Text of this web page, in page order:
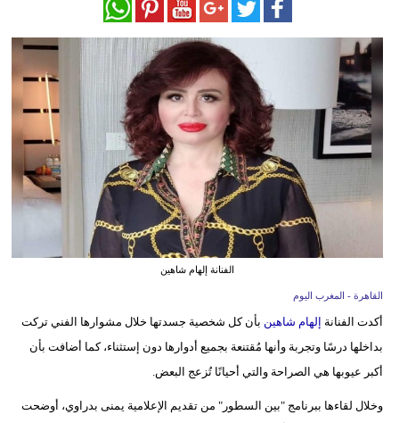
وسفر
أخبار
البرلمان
مرأة
إسلامية
الفنانة إلهام شاهين
القاهرة - المغرب اليوم
أكدت الفنانة إلهام شاهين بأن كل شخصية جسدتها خلال مشوارها الفني تركت
بداخلها درسًا وتجربة وأنها مُقتنعة بجميع أدوارها دون إستثناء، كما أضافت بأن
أكبر عيوبها هي الصراحة والتي أحيانًا تُزعج البعض.
وخلال لقاءها ببرنامج "بين السطور" من تقديم الإعلامية يمنى بدراوي، أوضحت